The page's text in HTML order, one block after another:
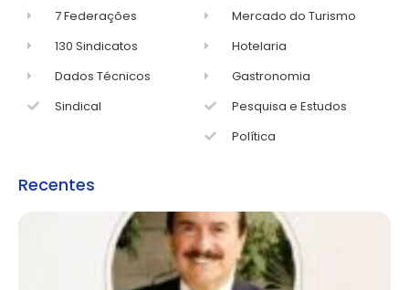
7 Federações
130 Sindicatos
Dados Técnicos
Sindical
Mercado do Turismo
Hotelaria
Gastronomia
Pesquisa e Estudos
Política
Recentes